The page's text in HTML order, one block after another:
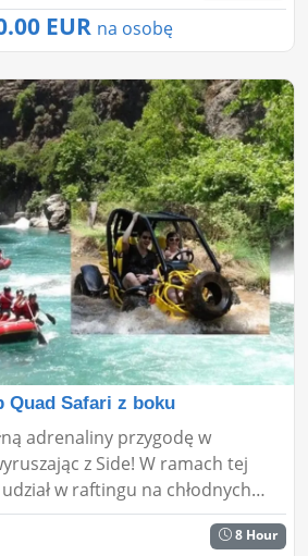
EUR na osobę
Quad Safari z boku
adrenaliny przygodę w
z Side! W ramach tej
w raftingu na chłodnych
przejażdżkę po
8 Hour